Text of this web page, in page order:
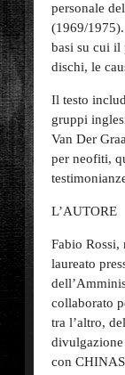
personale
(1969/
basi su cui il
dischi, le
Il testo
gruppi
Van Der
per neofiti,
L’AUTORE
Fabio Rossi,
laureato
collaborato
tra l’altro,
con